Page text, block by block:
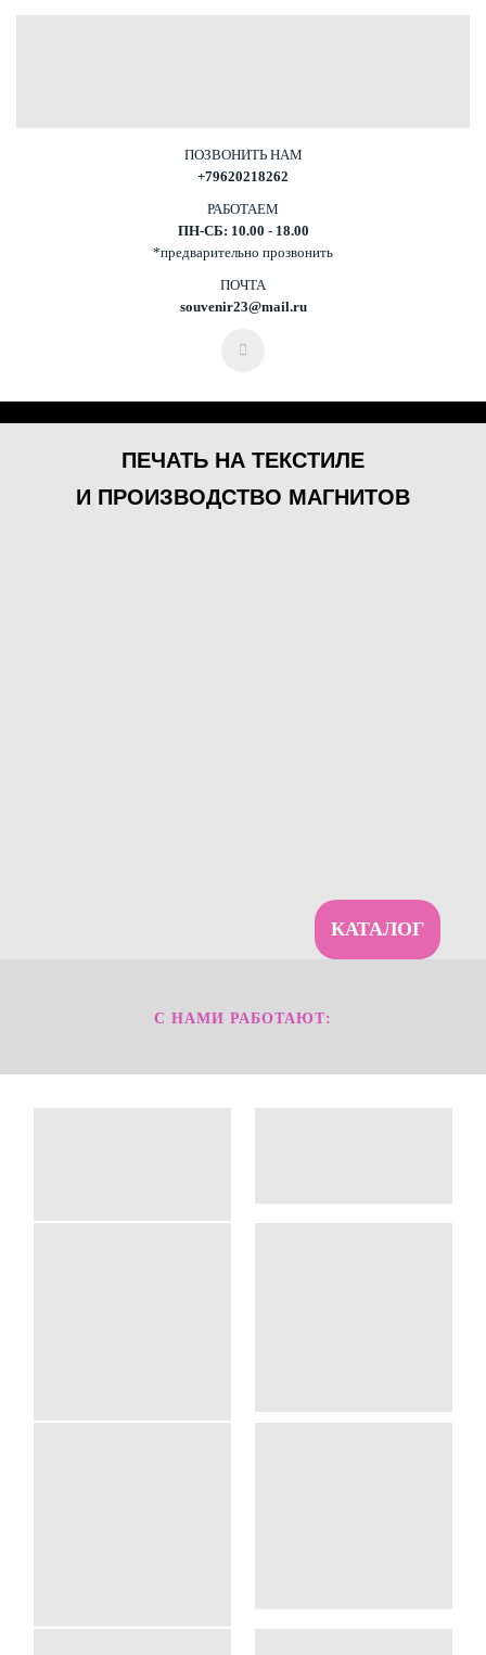
ПОЗВОНИТЬ НАМ
+79620218262
РАБОТАЕМ
ПН-СБ: 10.00 - 18.00
*предварительно прозвонить
ПОЧТА
souvenir23@mail.ru
ПЕЧАТЬ НА ТЕКСТИЛЕ
И ПРОИЗВОДСТВО МАГНИТОВ
КАТАЛОГ
С НАМИ РАБОТАЮТ: